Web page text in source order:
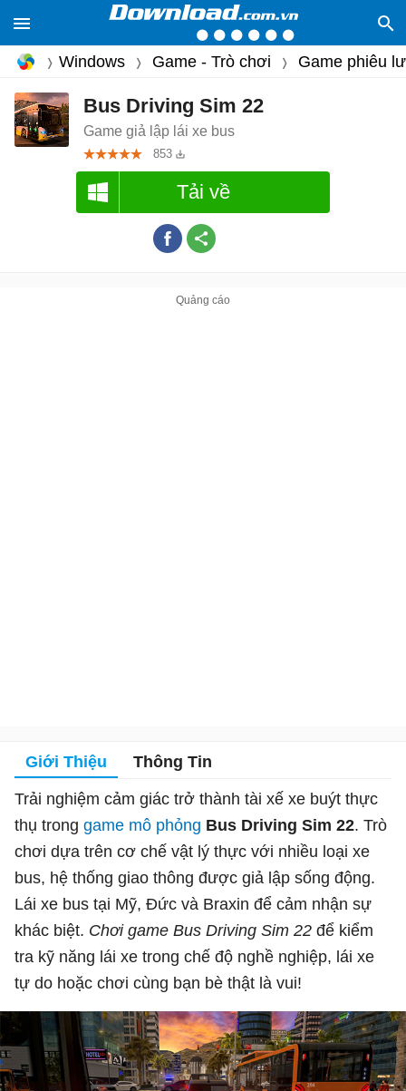
Windows Game - Trò chơi Game phiêu
Bus Driving Sim 22
Game giả lập lái xe bus
853
Tải về
Giới Thiệu Thông Tin
Trải nghiệm cảm giác trở thành tài xế xe buýt thực
thụ trong game mô phỏng Bus Driving Sim 22. Trò
chơi dựa trên cơ chế vật lý thực với nhiều loại xe
bus, hệ thống giao thông được giả lập sống động.
Lái xe bus tại Mỹ, Đức và Braxin để cảm nhận sự
khác biệt. Chơi game Bus Driving Sim 22 để kiểm
tra kỹ năng lái xe trong chế độ nghề nghiệp, lái xe
tự do hoặc chơi cùng bạn bè thật là vui!